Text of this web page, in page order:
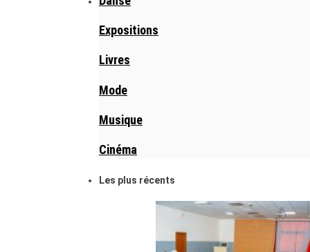
Expositions
Livres
Mode
Musique
Cinéma
Les plus récents